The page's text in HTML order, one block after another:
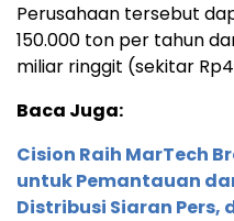
Perusahaan tersebut
150.000 ton per tahun
miliar ringgit (sekitar
Baca Juga:
Cision Raih MarTech
untuk Pemantauan
Distribusi Siaran Pers,